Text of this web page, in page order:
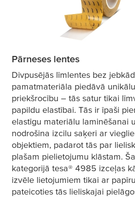
Pārneses lentes
Divpusējās līmlentes bez
pamatmateriāla piedāvā unikālu
priekšrocību – tās satur tikai
papildu elastībai. Tās ir īpaši
elastīgu materiālu laminēšanai
nodrošina izcilu saķeri ar
objektiem, padarot tās par
plašam pielietojumu klāstam.
kategorijā tesa® 4985 izceļas
izvēle lietojumiem tikai ar
pateicoties tās lieliskajai